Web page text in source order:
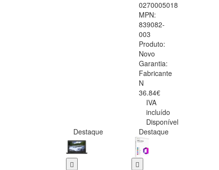
0270005018
MPN:
839082-
003
Produto:
Novo
Garantia:
Fabricante
N
36.84€
IVA
incluído
Disponível
Destaque
Destaque